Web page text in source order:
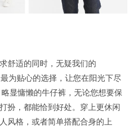
舒适的同时，无疑我们的
为贴心的选择，让您在阳光下尽
显慵懒的牛仔裤，无论您想要保
扮，都能恰到好处。穿上更休闲
风格，或者简单搭配合身的上